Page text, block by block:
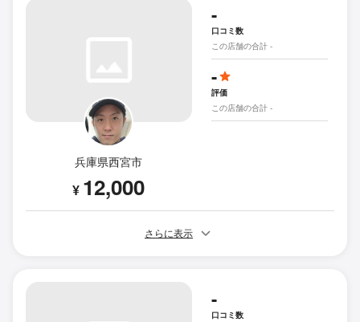
兵庫県西宮市
¥ 12,000
-
口コミ数
この店舗の合計 -
-
評価
この店舗の合計 -
さらに表示
-
口コミ数